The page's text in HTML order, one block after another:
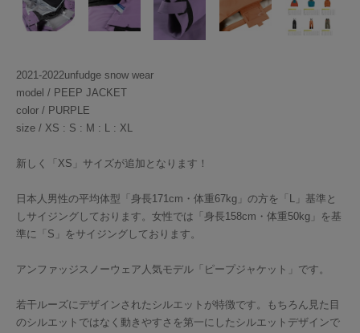
2021-2022unfudge snow wear
model / PEEP JACKET
color / PURPLE
size / XS : S : M : L : XL
新しく「XS」サイズが追加となります！
日本人男性の平均体型「身長171cm・体重67kg」の方を「L」基準と
しサイジングしております。女性では「身長158cm・体重50kg」を基
準に「S」をサイジングしております。
アンファッジスノーウェア人気モデル「ピープジャケット」です。
若干ルーズにデザインされたシルエットが特徴です。もちろん見た目
のシルエットではなく動きやすさを第一にしたシルエットデザインで